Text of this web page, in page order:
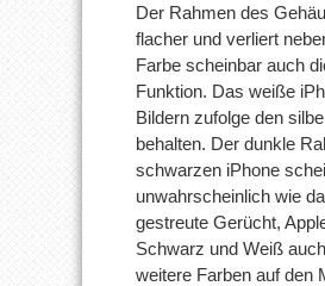
Der Rahmen des
flacher und verliert
Farbe scheinbar auch
Funktion. Das weiße
Bildern zufolge den
behalten. Der dunkle
schwarzen iPhone
unwahrscheinlich wie
gestreute Gerücht,
Schwarz und Weiß
weitere Farben auf den